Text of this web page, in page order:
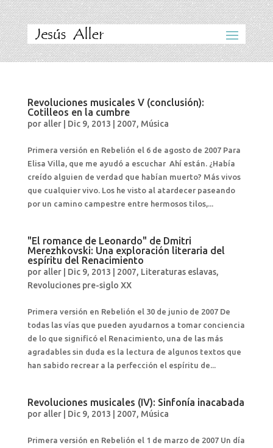
Revoluciones musicales V (conclusión):
Cotilleos en la cumbre
por aller| Dic 9, 2013 2007, Música
Primera versión en Rebelión el 6 de agosto de 2007 Para
Elisa Villa, que me ayudó a escuchar Ahí están. ¿Había
creído alguien de verdad que habían muerto? Más vivos
que cualquier vivo. Los he visto al atardecer paseando
por un camino campestre entre hermosos tilos,...
"El romance de Leonardo" de Dmitri
Merezhkovski: Una exploración literaria del
espíritu del Renacimiento
por aller| Dic 9, 2013 2007, Literaturas eslavas,
Revoluciones pre-siglo XX
Primera versión en Rebelión el 30 de junio de 2007 De
todas las vías que pueden ayudarnos a tomar conciencia
de lo que significó el Renacimiento, una de las más
agradables sin duda es la lectura de algunos textos que
han sabido recrear a la perfección el espíritu de...
Revoluciones musicales (IV): Sinfonía inacabada
por aller| Dic 9, 2013 2007, Música
Primera versión en Rebelión el 1 de marzo de 2007 Un día